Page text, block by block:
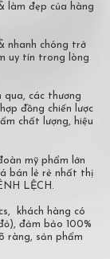
làm đẹp của hàng
nhanh chóng trở
uy tín trong lòng
qua, các thương
đồng chiến lược
chất lượng, hiệu
mỹ phẩm lớn
bán lẻ rẻ nhất thị
LỆCH.
khách hàng có
đảm bảo 100%
ràng, sản phẩm